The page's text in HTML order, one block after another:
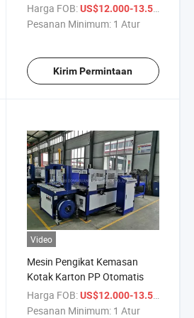
Harga FOB: US$12.000-13.500
Pesanan Minimum: 1 Atur
Kirim Permintaan
Video
Mesin Pengikat Kemasan
Kotak Karton PP Otomatis
Harga FOB: US$12.000-13.500
Pesanan Minimum: 1 Atur